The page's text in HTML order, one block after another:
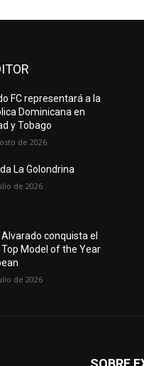
FC representará a la
Dominicana en
y Tobago
de 2026
La Golondrina
de 2026
Alvarado conquista el
Model of the Year
de 2026